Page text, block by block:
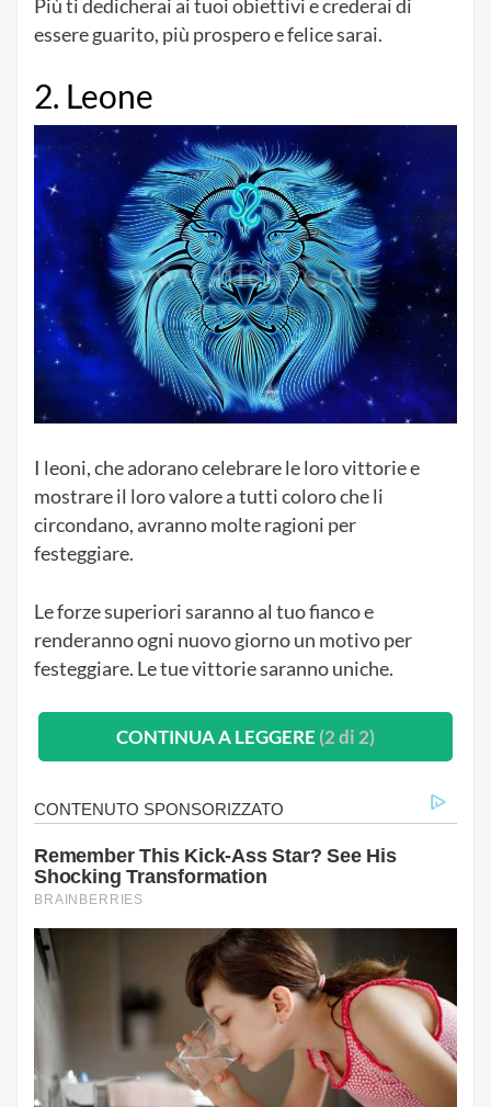
Più ti dedicherai ai tuoi obiettivi e crederai di
essere guarito, più prospero e felice sarai.
2. Leone
I leoni, che adorano celebrare le loro vittorie e
mostrare il loro valore a tutti coloro che li
circondano, avranno molte ragioni per
festeggiare.
Le forze superiori saranno al tuo fianco e
renderanno ogni nuovo giorno un motivo per
festeggiare. Le tue vittorie saranno uniche.
CONTINUA A LEGGERE (2 di 2)